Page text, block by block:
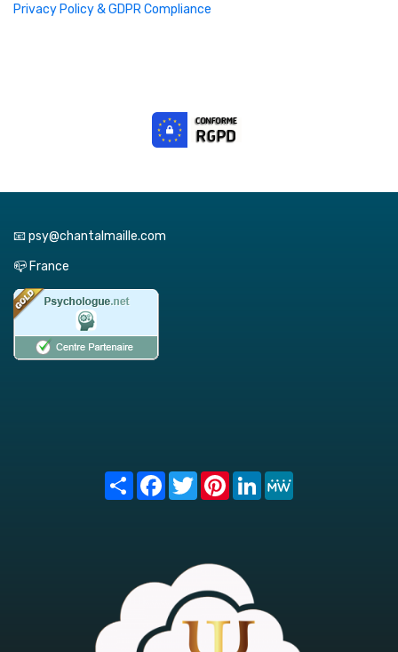
Privacy Policy & GDPR Compliance
📧 psy@chantalmaille.com
📪 France
Share FacebookTwitterPinterest
LinkedIn